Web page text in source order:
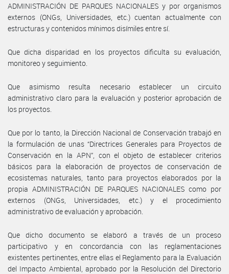
ADMINISTRACIÓN DE PARQUES NACIONALES y por organismos
externos (ONGs, Universidades, etc.) cuentan actualmente con
estructuras y contenidos mínimos disímiles entre sí.
Que dicha disparidad en los proyectos dificulta su evaluación,
monitoreo y seguimiento.
Que asimismo resulta necesario establecer un circuito
administrativo claro para la evaluación y posterior aprobación de
los proyectos.
Que por lo tanto, la Dirección Nacional de Conservación trabajó en
la formulación de unas “Directrices Generales para Proyectos de
Conservación en la APN”, con el objeto de establecer criterios
básicos para la elaboración de proyectos de conservación de
ecosistemas naturales, tanto para proyectos elaborados por la
propia ADMINISTRACIÓN DE PARQUES NACIONALES como por
externos (ONGs, Universidades, etc.) y el procedimiento
administrativo de evaluación y aprobación.
Que dicho documento se elaboró a través de un proceso
participativo y en concordancia con las reglamentaciones
existentes pertinentes, entre ellas el Reglamento para la Evaluación
del Impacto Ambiental, aprobado por la Resolución del Directorio